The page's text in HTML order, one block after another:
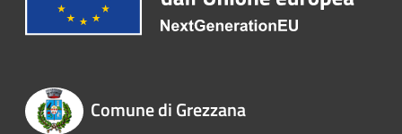
Comune di Grezzana